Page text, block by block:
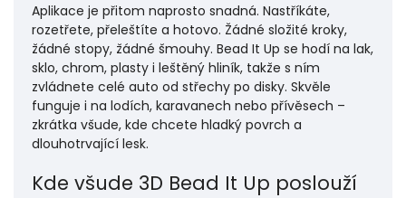
Aplikace je přitom naprosto snadná. Nastříkáte,
rozetřete, přeleštíte a hotovo. Žádné složité kroky,
žádné stopy, žádné šmouhy. Bead It Up se hodí na lak,
sklo, chrom, plasty i leštěný hliník, takže s ním
zvládnete celé auto od střechy po disky. Skvěle
funguje i na lodích, karavanech nebo přívěsech –
zkrátka všude, kde chcete hladký povrch a
dlouhotrvající lesk.
Kde všude 3D Bead It Up poslouží